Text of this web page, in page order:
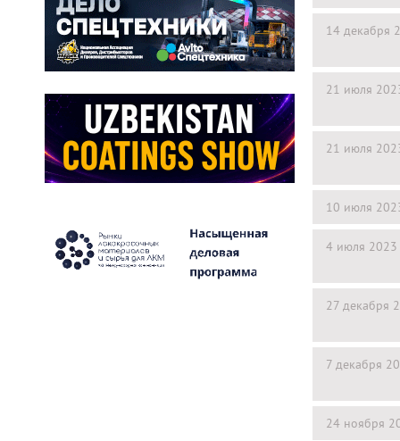
14 декабря
21 июля
21 июля
10 июля
4 июля 2023
27 декабря
7 декабря
24 ноября